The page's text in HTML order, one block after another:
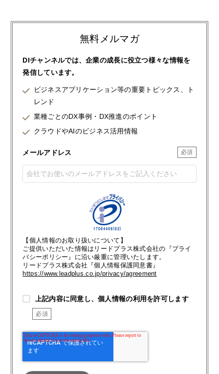
無料メルマガ
DIチャンネルでは、企業の成長に役立つ様々な情報を
発信しています。
ビジネスアプリケーション等の重要トピックス、ト
レンド
業種ごとのDX事例・DX推進のポイント
クラウドやAIのビジネス活用情報
メールアドレス
【個人情報のお取り扱いについて】
ご提供いただいた情報はリードプラス株式会社の『プライ
バシーポリシー』に沿い厳重に管理いたします。
リードプラス株式会社『個人情報保護同意書』
https://www.leadplus.co.jp/privacy/agreement
上記内容に同意し、個人情報の利用を許可します